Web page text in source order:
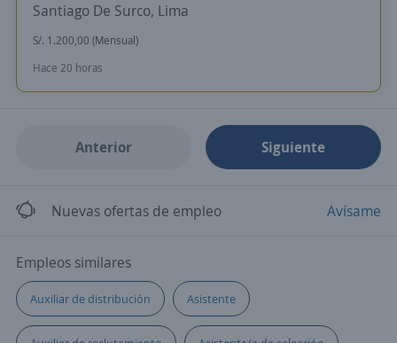
Santiago De Surco, Lima
S/. 1.200,00 (Mensual)
Hace 20 horas
Anterior Siguiente
Nuevas ofertas de empleo Avísame
Empleos similares
Auxiliar de distribución Asistente